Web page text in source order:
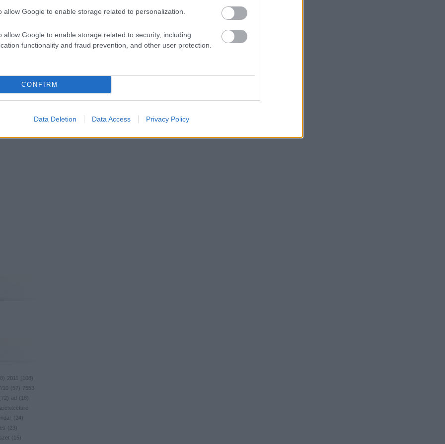
allow Google to enable storage related to personalization.
allow Google to enable storage related to security, including
functionality and fraud prevention, and other user protection.
CONFIRM
Data Deletion Data Access Privacy Policy
és
7636
) 2011 ( 108 )
10 ( 57) 7553
72) ad ( 18 )
architecture
( 24)
( 23)
( 15)